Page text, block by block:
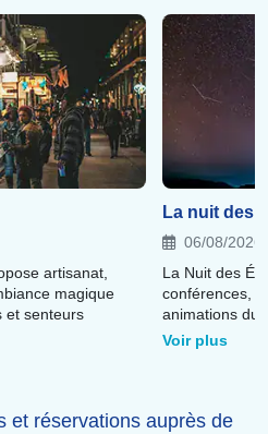
artisanat,
magique
et senteurs
La nuit des
06/08/2026
La Nuit des
conférences,
animations du
sous les
Voir plus
et réservations auprès de